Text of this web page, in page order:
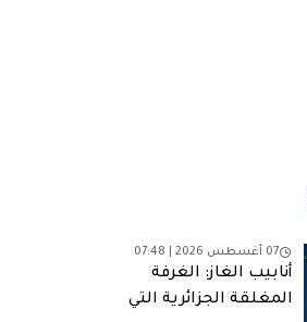
07 أغسطس 2026 | 07:48
أنابيب الغاز: الغرفة
المغلقة الجزائرية التي